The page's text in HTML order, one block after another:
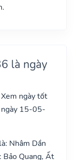
là ngày
ngày tốt
ngày 15-05-
Nhâm Dần
Bảo Quang, Ất